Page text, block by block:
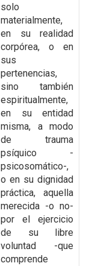
solo
materialmente,
en su realidad
corpórea, o en
sus
pertenencias,
sino también
espiritualmente,
en su entidad
misma, a modo
de trauma
psíquico -
psicosomático-,
o en su dignidad
práctica, aquella
merecida -o no-
por el ejercicio
de su libre
voluntad -que
comprende